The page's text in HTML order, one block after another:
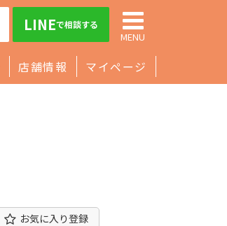
LINEで相談する
MENU
店舗情報 マイページ
お気に入り登録